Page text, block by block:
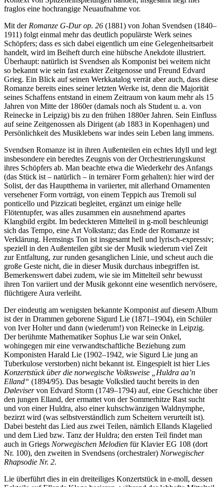
fraglos eine hochrangige Neuaufnahme vor.
Mit der Romanze G-Dur op. 26 (1881) von Johan Svendsen (1840–
1911) folgt einmal mehr das deutlich populärste Werk seines
Schöpfers; dass es sich dabei eigentlich um eine Gelegenheitsarbeit
handelt, wird im Beiheft durch eine hübsche Anekdote illustriert.
Überhaupt: natürlich ist Svendsen als Komponist bei weitem nicht
so bekannt wie sein fast exakter Zeitgenosse und Freund Edvard
Grieg. Ein Blick auf seinen Werkkatalog verrät aber auch, dass diese
Romanze bereits eines seiner letzten Werke ist, denn die Majorität
seines Schaffens entstand in einem Zeitraum von kaum mehr als 15
Jahren von Mitte der 1860er (damals noch als Student u. a. von
Reinecke in Leipzig) bis zu den frühen 1880er Jahren. Sein Einfluss
auf seine Zeitgenossen als Dirigent (ab 1883 in Kopenhagen) und
Persönlichkeit des Musiklebens war indes sein Leben lang immens.
Svendsen Romanze ist in ihren Außenteilen ein echtes Idyll und legt
insbesondere ein beredtes Zeugnis von der Orchestrierungskunst
ihres Schöpfers ab. Man beachte etwa die Wiederkehr des Anfangs
(das Stück ist – natürlich – in ternärer Form gehalten): hier wird der
Solist, der das Hauptthema in variierter, mit allerhand Ornamenten
versehener Form vorträgt, von einem Teppich aus Tremoli sul
ponticello und Pizzicati begleitet, ergänzt um einige helle
Flötentupfer, was alles zusammen ein ausnehmend apartes
Klangbild ergibt. Im bedeckteren Mittelteil in g-moll beschleunigt
sich das Tempo, eine Art Volkstanz; das Ende der Romanze ist
Verklärung. Hemsings Ton ist insgesamt hell und lyrisch-expressiv;
speziell in den Außenteilen gibt sie der Musik wiederum viel Zeit
zur Entfaltung, zur runden gesanglichen Linie, und scheut auch die
große Geste nicht, die in dieser Musik durchaus inbegriffen ist.
Bemerkenswert dabei zudem, wie sie im Mittelteil sehr bewusst
ihren Ton variiert und der Musik gekonnt eine wesentlich nervösere,
flüchtigere Aura verleiht.
Der eindeutig am wenigsten bekannte Komponist auf diesem Album
ist der in Drammen geborene Sigurd Lie (1871–1904), ein Schüler
von Iver Holter und dann (wiederum!) von Reinecke in Leipzig.
Der berühmte Mathematiker Sophus Lie war sein Onkel,
wohingegen mir eine verwandtschaftliche Beziehung zum
Komponisten Harald Lie (1902–1942, wie Sigurd Lie jung an
Tuberkulose verstorben) nicht bekannt ist. Eingespielt ist hier Lies
Konzertstück über die norwegische Volksweise „Huldra aa’n
Elland“ (1894/95). Das besagte Volkslied taucht bereits in den
Døleviservon Edvard Storm (1749–1794) auf, eine Geschichte über
den jungen Elland, der ermattet von der Sommerhitze Rast sucht
und von einer Huldra, also einer kuhschwänzigen Waldnymphe,
bezirzt wird (was selbstverständlich zum Scheitern verurteilt ist).
Dabei besteht das Lied aus zwei Teilen, nämlich Ellands Klagelied
und dem Lied bzw. Tanz der Huldra; den ersten Teil findet man
auch in Griegs Norwegischen Melodien für Klavier EG 108 (dort
Nr. 100), den zweiten in Svendsens (orchestraler) Norwegischer
Rhapsodie Nr. 2.
Lie überführt dies in ein dreiteiliges Konzertstück in e-moll, dessen